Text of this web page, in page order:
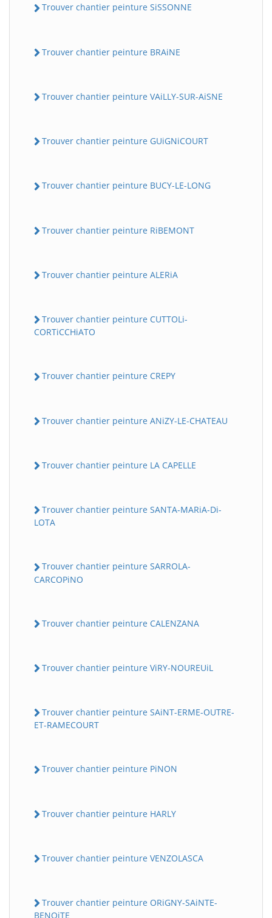
Trouver chantier peinture SiSSONNE
Trouver chantier peinture BRAiNE
Trouver chantier peinture VAiLLY-SUR-AiSNE
Trouver chantier peinture GUiGNiCOURT
Trouver chantier peinture BUCY-LE-LONG
Trouver chantier peinture RiBEMONT
Trouver chantier peinture ALERiA
Trouver chantier peinture CUTTOLi-
CORTiCCHiATO
Trouver chantier peinture CREPY
Trouver chantier peinture ANiZY-LE-CHATEAU
Trouver chantier peinture LA CAPELLE
Trouver chantier peinture SANTA-MARiA-Di-
LOTA
Trouver chantier peinture SARROLA-
CARCOPiNO
Trouver chantier peinture CALENZANA
Trouver chantier peinture ViRY-NOUREUiL
Trouver chantier peinture SAiNT-ERME-OUTRE-
ET-RAMECOURT
Trouver chantier peinture PiNON
Trouver chantier peinture HARLY
Trouver chantier peinture VENZOLASCA
Trouver chantier peinture ORiGNY-SAiNTE-
BENOiTE